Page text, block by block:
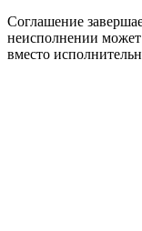
Соглашение
неисполнении
вместо